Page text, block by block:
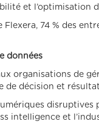
et l’optimisation
Flexera, 74 % des
données
organisations de
de décision et
intelligence et